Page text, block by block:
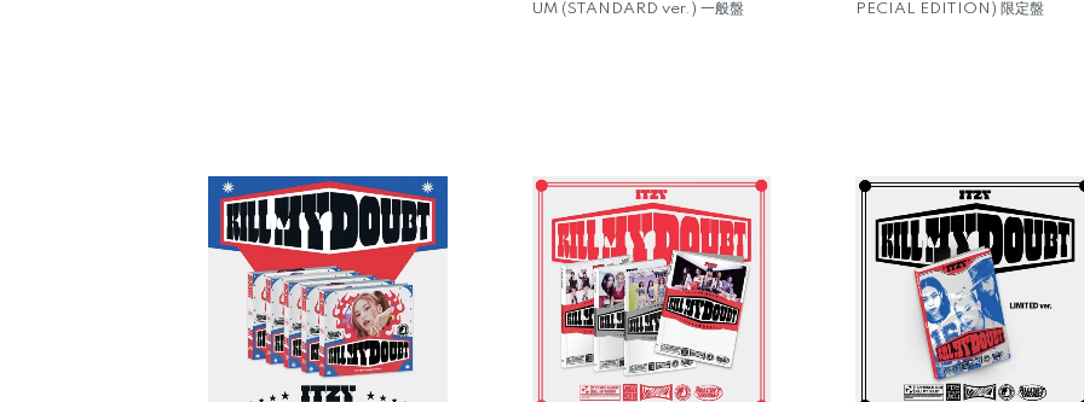
UM (STANDARD ver.) 一般盤
PECIAL EDITION) 限定盤